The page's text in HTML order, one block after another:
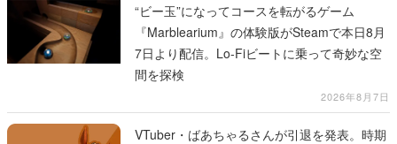
“ビー玉”になってコースを転がるゲーム
『Marblearium』の体験版がSteamで本日8月
7日より配信。Lo-Fiビートに乗って奇妙な空
間を探検
2026年8月7日
VTuber・ばあちゃるさんが引退を発表。時期